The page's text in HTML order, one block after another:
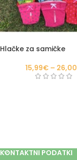
Hlačke za samičke
15,99€ – 26,00
KONTAKTNI PODATKI